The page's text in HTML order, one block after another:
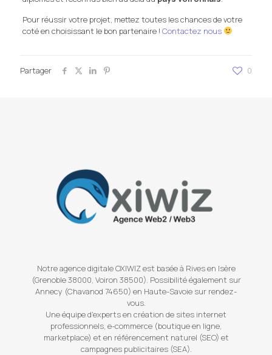
Pour réussir votre projet, mettez toutes les chances de votre
coté en choisissant le bon partenaire ! Contactez nous
Partager 0
Notre agence digitale OXIWIZ est basée à Rives en Isère
(Grenoble 38000, Voiron 38500). Possibilité également sur
Annecy (Chavanod 74650) en Haute-Savoie sur rendez-
vous.
Une équipe d'experts en création de sites internet
professionnels, e-commerce (boutique en ligne,
marketplace) et en référencement naturel (SEO) et
campagnes publicitaires (SEA).